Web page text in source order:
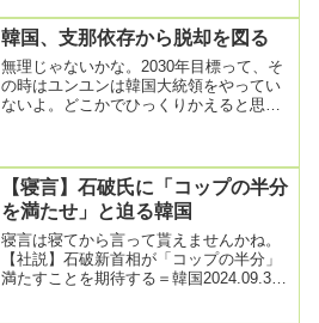
韓国、支那依存から脱却を図る
無理じゃないかな。2030年目標って、そ
の時はユンユンは韓国大統領をやってい
ないよ。どこかでひっくりかえると思う
【寝言】石破氏に「コップの半分
を満たせ」と迫る韓国
寝言は寝てから言って貰えませんかね。
【社説】石破新首相が「コップの半分」
満たすことを期待する＝韓国2024.09.30